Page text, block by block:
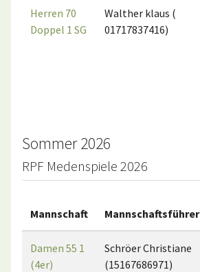
Herren 70
Doppel 1 SG
Walther klaus (
01717837416)
Sommer 2026
RPF Medenspiele 2026
Mannschaft Mannschaftsführer
Damen 55 1
(4er)
Schröer Christiane
(15167686971)